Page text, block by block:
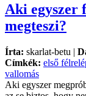
Aki egyszer
megteszi?
Írta: skarlat-betu |
Címkék: első
vallomás
Aki egyszer